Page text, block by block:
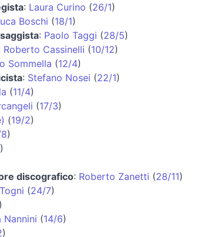
: Laura Curino (26/1)
Boschi (18/1)
: Paolo Taggi (28/5)
Roberto Cassinelli (10/12)
Sommella (12/4)
: Stefano Nosei (22/1)
(11/4)
(17/3)
(19/2)
)
)
discografico: Roberto Zanetti (28/11)
(24/7)
)
Nannini (14/6)
)